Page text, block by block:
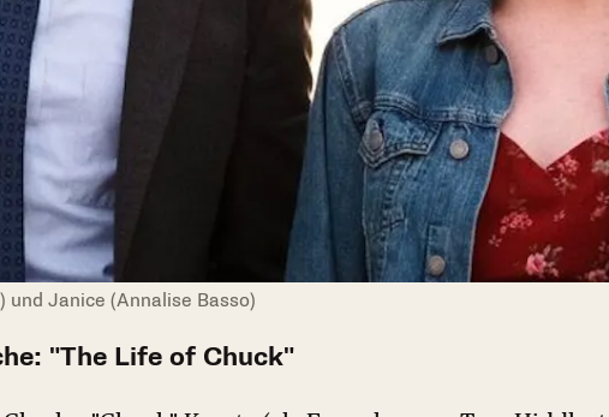
Janice (Annalise Basso)
"The Life of Chuck"